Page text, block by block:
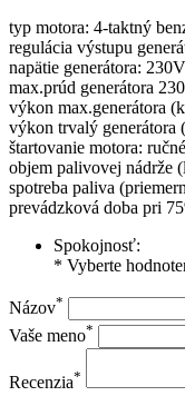
typ motora: 4-taktný
regulácia výstupu
napätie generátora:
max.prúd generátora
výkon max.generátora
výkon trvalý
štartovanie motora:
objem palivovej nádrže
spotreba paliva
prevádzková doba pri
Spokojnosť:
* Vyberte
Názov*
Vaše meno*
Recenzia*